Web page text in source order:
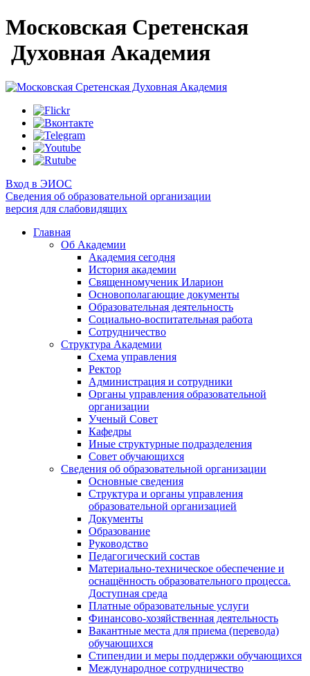
Московская Сретенская
Духовная Академия
Вход в ЭИОС
Сведения об образовательной организации
версия для слабовидящих
Главная
Об Академии
Академия сегодня
История академии
Священномученик Иларион
Основополагающие документы
Образовательная деятельность
Социально-воспитательная работа
Сотрудничество
Структура Академии
Схема управления
Ректор
Администрация и сотрудники
Органы управления образовательной
организации
Ученый Совет
Кафедры
Иные структурные подразделения
Совет обучающихся
Сведения об образовательной организации
Основные сведения
Структура и органы управления
образовательной организацией
Документы
Образование
Руководство
Педагогический состав
Материально-техническое обеспечение и
оснащённость образовательного процесса.
Доступная среда
Платные образовательные услуги
Финансово-хозяйственная деятельность
Вакантные места для приема (перевода)
обучающихся
Стипендии и меры поддержки обучающихся
Международное сотрудничество